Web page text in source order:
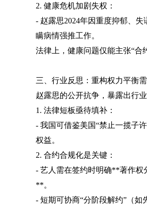
2. 健康危机加剧失权：
- 赵露思2024年因重度抑郁、
瞒病情强推工作。
法律上，健康问题仅能主张“合
三、行业反思：重构权力平衡
赵露思的公开抗争，暴露出行
1. 法律短板亟待填补：
- 我国可借鉴美国“禁止一揽子
权益。
2. 合约合规化是关键：
- 艺人需在签约时明确**著作
**。
- 短期可协商“分阶段解约”（如